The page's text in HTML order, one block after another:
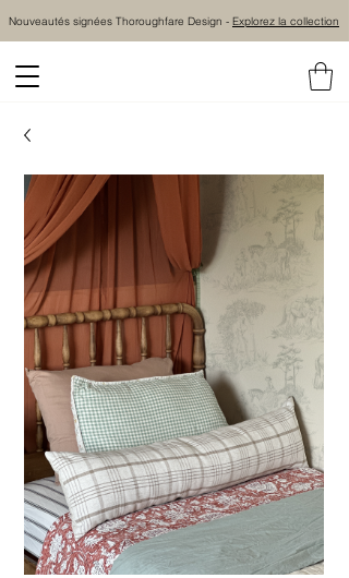
Nouveautés signées Thoroughfare Design - Explorez la collection